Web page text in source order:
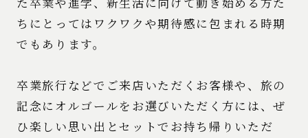
ちにとってはワクワクや期待感に包まれる時期
でもあります。
卒業旅行などでご来店いただくお客様や、旅の
記念にオルゴールをお選びいただく方には、ぜ
ひ楽しい思い出とセットでお持ち帰りいただ